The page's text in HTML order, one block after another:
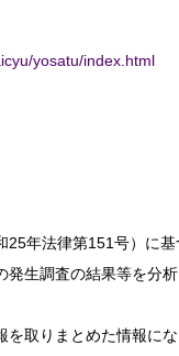
yosatu/index.html
年法律第151号）に
生調査の結果等を分
取りまとめた情報に